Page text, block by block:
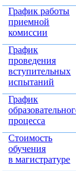
График работы
приемной
комиссии
График
проведения
вступительных
испытаний
График
процесса
Стоимость
обучения
в магистратуре